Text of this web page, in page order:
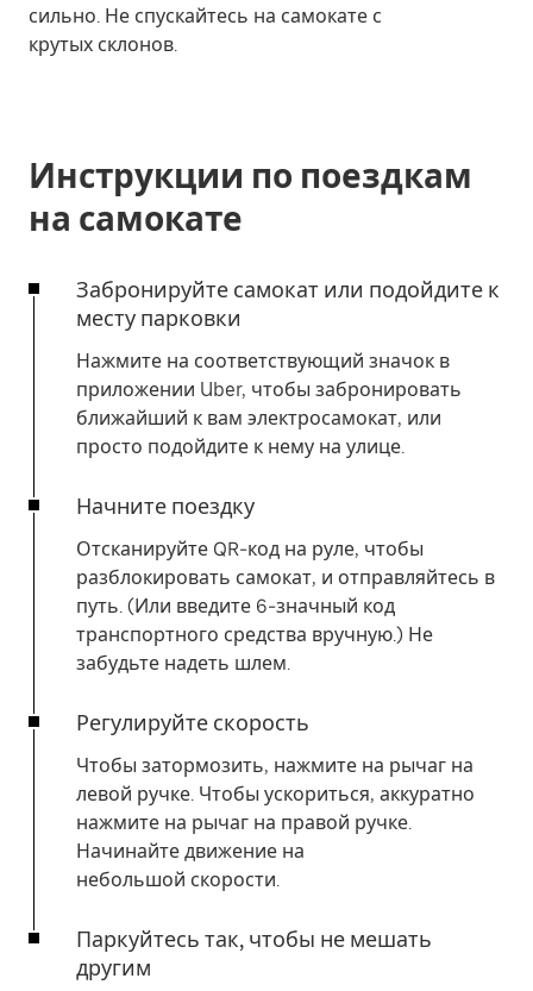
сильно. Не спускайтесь на самокате с
крутых склонов.
Инструкции по поездкам
на самокате
Забронируйте самокат или подойдите к
месту парковки
Нажмите на соответствующий значок в
приложении Uber, чтобы забронировать
ближайший к вам электросамокат, или
просто подойдите к нему на улице.
Начните поездку
Отсканируйте QR-код на руле, чтобы
разблокировать самокат, и отправляйтесь в
путь. (Или введите 6-значный код
транспортного средства вручную.) Не
забудьте надеть шлем.
Регулируйте скорость
Чтобы затормозить, нажмите на рычаг на
левой ручке. Чтобы ускориться, аккуратно
нажмите на рычаг на правой ручке.
Начинайте движение на
небольшой скорости.
Паркуйтесь так, чтобы не мешать
другим